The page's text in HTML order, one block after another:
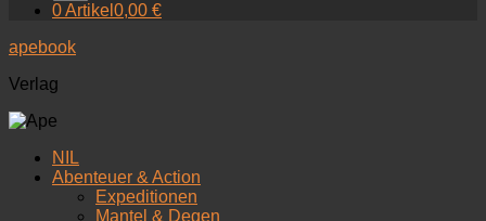
0 Artikel 0,00 €
apebook
Verlag
NIL
Abenteuer & Action
Expeditionen
Mantel & Degen